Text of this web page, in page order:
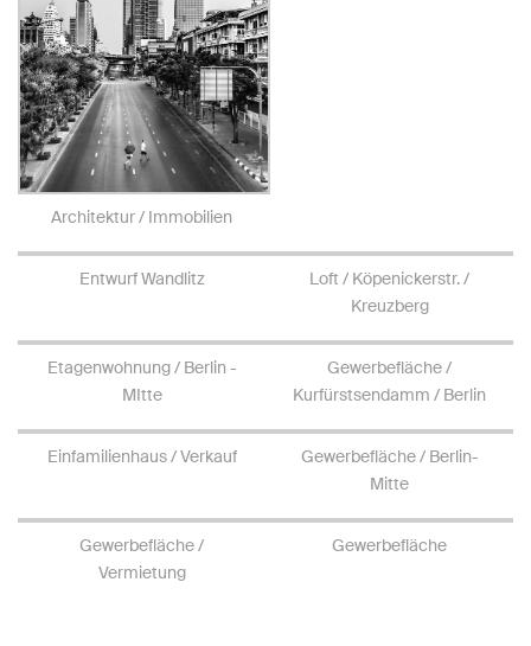
Architektur / Immobilien
Entwurf Wandlitz
Loft / Köpenickerstr. /
Kreuzberg
Etagenwohnung / Berlin -
MItte
Gewerbefläche /
Kurfürstsendamm / Berlin
Einfamilienhaus / Verkauf
Gewerbefläche / Berlin-
Mitte
Gewerbefläche /
Vermietung
Gewerbefläche